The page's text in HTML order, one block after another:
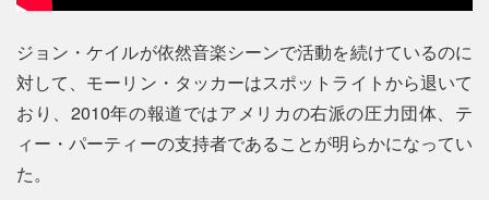
ジョン・ケイルが依然音楽シーンで活動を続けているのに
対して、モーリン・タッカーはスポットライトから退いて
おり、2010年の報道ではアメリカの右派の圧力団体、テ
ィー・パーティーの支持者であることが明らかになってい
た。